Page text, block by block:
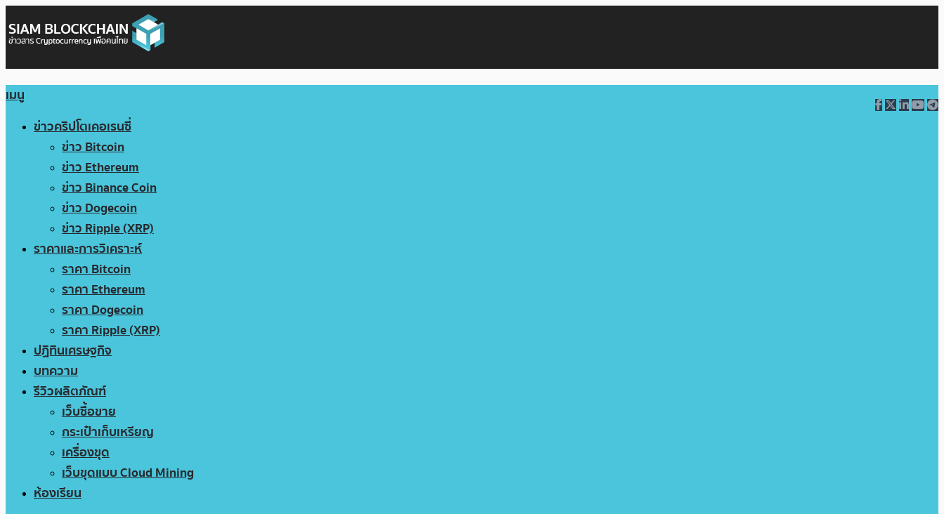
เมนู
ข่าวคริปโตเคอเรนซี่
ข่าว Bitcoin
ข่าว Ethereum
ข่าว Binance Coin
ข่าว Dogecoin
ข่าว Ripple (XRP)
ราคาและการวิเคราะห์
ราคา Bitcoin
ราคา Ethereum
ราคา Dogecoin
ราคา Ripple (XRP)
ปฏิทินเศรษฐกิจ
บทความ
รีวิวผลิตภัณฑ์
เว็บซื้อขาย
กระเป๋าเก็บเหรียญ
เครื่องขุด
เว็บขุดแบบ Cloud Mining
ห้องเรียน